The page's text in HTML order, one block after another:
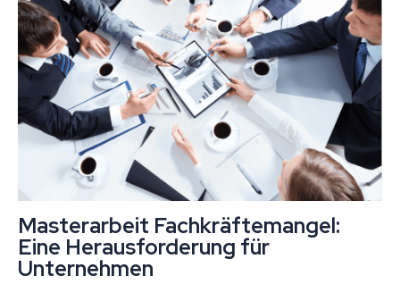
Masterarbeit Fachkräftemangel:
Eine Herausforderung für
Unternehmen